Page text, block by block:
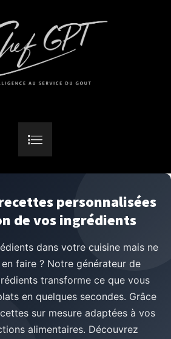
personnalisées
de vos ingrédients
dans votre cuisine mais ne
faire ? Notre générateur de
transforme ce que vous
en quelques secondes. Grâce
sur mesure adaptées à vos
alimentaires. Découvrez